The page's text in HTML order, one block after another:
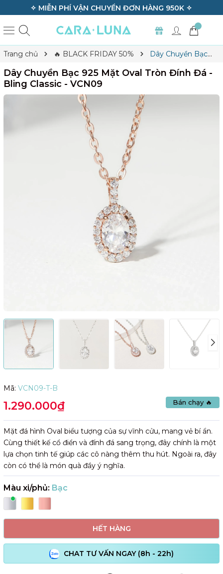
✧ MIỄN PHÍ VẬN CHUYỂN ĐƠN HÀNG 950K ✧
Trang chủ 🔥 BLACK FRIDAY 50%
Dây Chuyền Bạc
Dây Chuyền Bạc 925 Mặt Oval Tròn Đính Đá -
Bling Classic - VCN09
Mã: VCN09-T-B
Bán chạy 🔥
1.290.000₫
Mặt đá hình Oval biểu tượng của sự vĩnh cửu, mang vẻ bí ẩn.
Cùng thiết kế cổ điển và đính đá sang trọng, đây chính là một
lựa chọn tinh tế giúp các cô nàng thêm thu hút. Ngoài ra, đây
còn có thể là món quà đầy ý nghĩa.
Màu xi/phủ: Bạc
HẾT HÀNG
CHAT TƯ VẤN NGAY (8h - 22h)